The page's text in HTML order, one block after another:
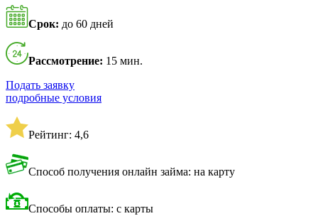
Срок: до 60 дней
Рассмотрение: 15 мин.
Подать заявку
подробные условия
Рейтинг: 4,6
Способ получения онлайн займа: на карту
Способы оплаты: с карты